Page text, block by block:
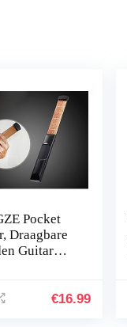
Pocket
Draagbare
Guitar
Tool
€16.99